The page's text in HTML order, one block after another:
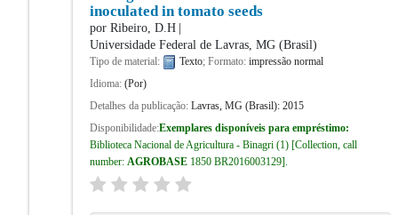
inoculated in tomato seeds
por Ribeiro, D.H
Universidade Federal de Lavras, MG (Brasil)
Tipo de material: Texto; Formato: impressão normal
Idioma: (Por)
Detalhes da publicação: Lavras, MG (Brasil): 2015
Disponibilidade:Exemplares disponíveis para empréstimo:
Biblioteca Nacional de Agricultura - Binagri(1) Collection, call
number: AGROBASE 1850 BR2016003129 .